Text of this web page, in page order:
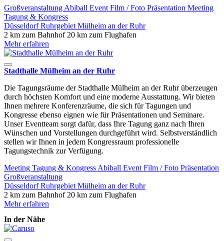
Großveranstaltung Abiball Event Film / Foto Präsentation Meeting
Tagung & Kongress
DüsseldorfRuhrgebiet Mülheim an der Ruhr
2 km zum Bahnhof 20 km zum Flughafen
Mehr erfahren
Stadthalle Mülheim an der Ruhr
Die Tagungsräume der Stadthalle Mülheim an der Ruhr überzeugen
durch höchsten Komfort und eine moderne Ausstattung. Wir bieten
Ihnen mehrere Konferenzräume, die sich für Tagungen und
Kongresse ebenso eignen wie für Präsentationen und Seminare.
Unser Eventteam sorgt dafür, dass Ihre Tagung ganz nach Ihren
Wünschen und Vorstellungen durchgeführt wird. Selbstverständlich
stellen wir Ihnen in jedem Kongressraum professionelle
Tagungstechnik zur Verfügung.
Meeting Tagung & Kongress Abiball Event Film / Foto Präsentation
Großveranstaltung
DüsseldorfRuhrgebiet Mülheim an der Ruhr
2 km zum Bahnhof 20 km zum Flughafen
Mehr erfahren
In der Nähe